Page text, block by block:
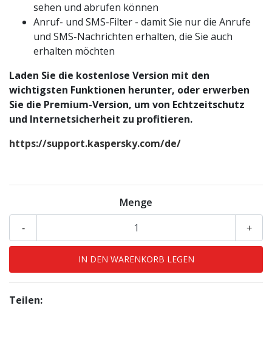
sehen und abrufen können
Anruf- und SMS-Filter - damit Sie nur die Anrufe
und SMS-Nachrichten erhalten, die Sie auch
erhalten möchten
Laden Sie die kostenlose Version mit den
wichtigsten Funktionen herunter, oder erwerben
Sie die Premium-Version, um von Echtzeitschutz
und Internetsicherheit zu profitieren.
https://support.kaspersky.com/de/
Menge
+
-
Teilen: